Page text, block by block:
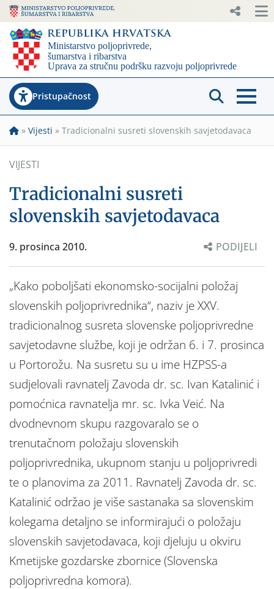
Pristupačnost
» Vijesti » Tradicionalni susreti slovenskih savjetodavaca
VIJESTI
Tradicionalni susreti
slovenskih savjetodavaca
9. prosinca 2010. PODIJELI
„Kako poboljšati ekonomsko-socijalni položaj
slovenskih poljoprivrednika“, naziv je XXV.
tradicionalnog susreta slovenske poljoprivredne
savjetodavne službe, koji je održan 6. i 7. prosinca
u Portorožu. Na susretu su u ime HZPSS-a
sudjelovali ravnatelj Zavoda dr. sc. Ivan Katalinić i
pomoćnica ravnatelja mr. sc. Ivka Veić. Na
dvodnevnom skupu razgovaralo se o
trenutačnom položaju slovenskih
poljoprivrednika, ukupnom stanju u poljoprivredi
te o planovima za 2011. Ravnatelj Zavoda dr. sc.
Katalinić održao je više sastanaka sa slovenskim
kolegama detaljno se informirajući o položaju
slovenskih savjetodavaca, koji djeluju u okviru
Kmetijske gozdarske zbornice (Slovenska
poljoprivredna komora).